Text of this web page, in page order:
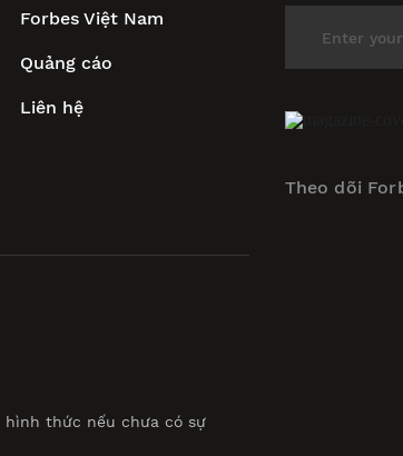
Forbes Việt Nam
Quảng cáo
Liên hệ
hình thức nếu chưa có sự
Theo dõi